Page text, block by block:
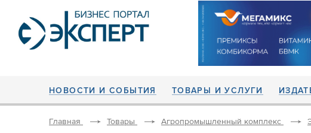
НОВОСТИ И СОБЫТИЯ ТОВАРЫ И УСЛУГИ
Главная Товары Агропромышленный комплекс